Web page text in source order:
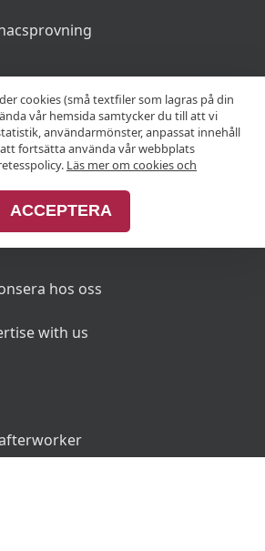
din restaurang
hos oss
with us
cookies (små textfiler som lagras på din
vår hemsida samtycker du till att vi
användarmönster, anpassat innehåll
fortsätta använda vår webbplats
Läs mer om cookies och
ACCEPTERA